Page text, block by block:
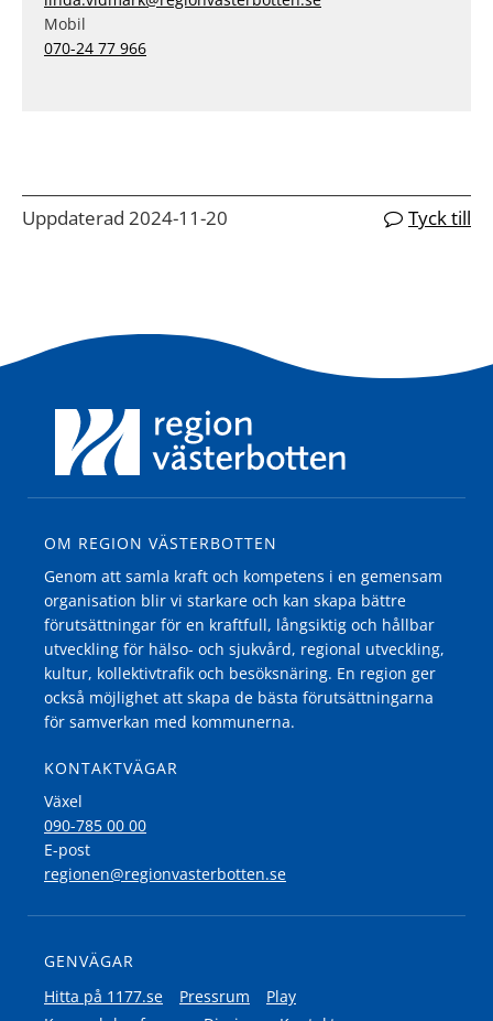
Mobil
070-24 77 966
Uppdaterad 2024-11-20 Tyck till
OM REGION VÄSTERBOTTEN
Genom att samla kraft och kompetens i en gemensam
organisation blir vi starkare och kan skapa bättre
förutsättningar för en kraftfull, långsiktig och hållbar
utveckling för hälso- och sjukvård, regional utveckling,
kultur, kollektivtrafik och besöksnäring. En region ger
också möjlighet att skapa de bästa förutsättningarna
för samverkan med kommunerna.
KONTAKTVÄGAR
Växel
090-785 00 00
E-post
regionen@regionvasterbotten.se
GENVÄGAR
Hitta på 1177.se
Pressrum
Play